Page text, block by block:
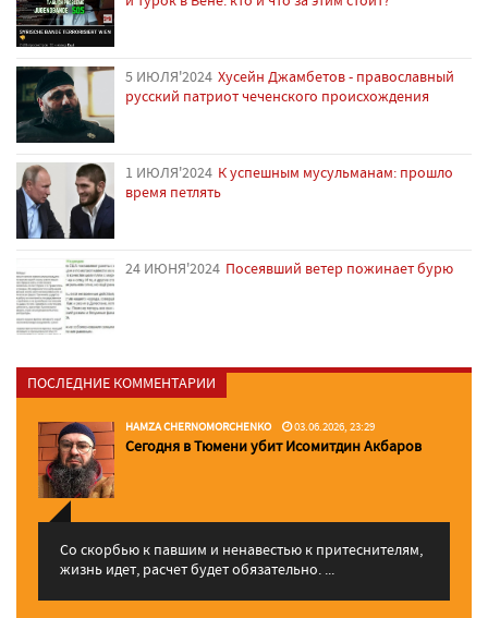
5 ИЮЛЯ'2024 Хусейн Джамбетов - православный
русский патриот чеченского происхождения
1 ИЮЛЯ'2024 К успешным мусульманам: прошло
время петлять
24 ИЮНЯ'2024 Посеявший ветер пожинает бурю
ПОСЛЕДНИЕ КОММЕНТАРИИ
HAMZA CHERNOMORCHENKO 03.06.2026, 23:29
Сегодня в Тюмени убит Исомитдин Акбаров
Со скорбью к павшим и ненавестью к притеснителям,
жизнь идет, расчет будет обязательно. ...